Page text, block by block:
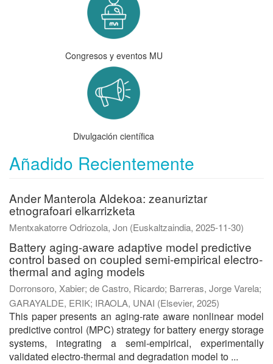
Congresos y eventos MU
Divulgación científica
Añadido Recientemente
Ander Manterola Aldekoa: zeanuriztar
etnografoari elkarrizketa
Mentxakatorre Odriozola, Jon (Euskaltzaindia, 2025-11-30)
Battery aging-aware adaptive model predictive
control based on coupled semi-empirical electro-
thermal and aging models
Dorronsoro, Xabier; de Castro, Ricardo; Barreras, Jorge Varela;
GARAYALDE, ERIK; IRAOLA, UNAI (Elsevier, 2025)
This paper presents an aging-rate aware nonlinear model
predictive control (MPC) strategy for battery energy storage
systems, integrating a semi-empirical, experimentally
validated electro-thermal and degradation model to ...